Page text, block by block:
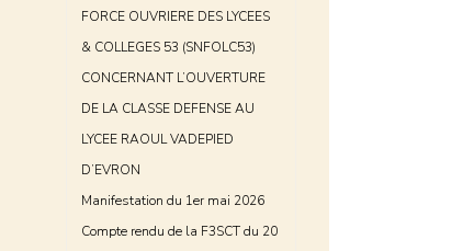
FORCE OUVRIERE DES LYCEES
& COLLEGES 53 (SNFOLC53)
CONCERNANT L’OUVERTURE
DE LA CLASSE DEFENSE AU
LYCEE RAOUL VADEPIED
D’EVRON
Manifestation du 1er mai 2026
Compte rendu de la F3SCT du 20